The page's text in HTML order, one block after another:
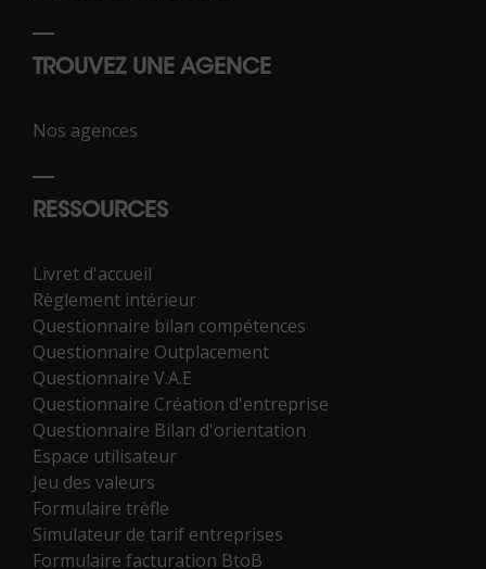
TROUVEZ UNE AGENCE
Nos agences
RESSOURCES
Livret d'accueil
Règlement intérieur
Questionnaire bilan compétences
Questionnaire Outplacement
Questionnaire V.A.E
Questionnaire Création d'entreprise
Questionnaire Bilan d'orientation
Espace utilisateur
Jeu des valeurs
Formulaire trèfle
Simulateur de tarif entreprises
Formulaire facturation BtoB